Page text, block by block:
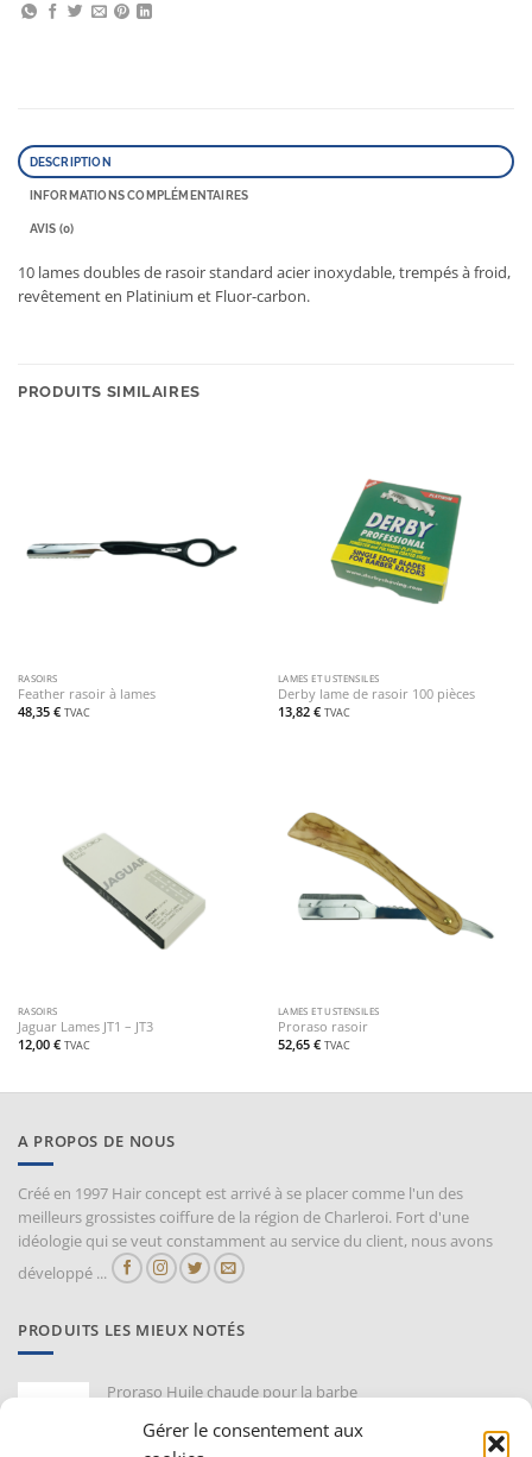
Gérer le consentement aux
DESCRIPTION
INFORMATIONS COMPLÉMENTAIRES
AVIS (0)
10 lames doubles de rasoir standard acier inoxydable, trempés à froid,
revêtement en Platinium et Fluor-carbon.
PRODUITS SIMILAIRES
RASOIRS
Feather rasoir à lames
48,35 € TVAC
LAMES ET USTENSILES
Derby lame de rasoir 100 pièces
13,82 € TVAC
RASOIRS
Jaguar Lames JT1 – JT3
12,00 € TVAC
LAMES ET USTENSILES
Proraso rasoir
52,65 € TVAC
A PROPOS DE NOUS
Créé en 1997 Hair concept est arrivé à se placer comme l'un des
meilleurs grossistes coiffure de la région de Charleroi. Fort d'une
idéologie qui se veut constamment au service du client, nous avons
développé ...
PRODUITS LES MIEUX NOTÉS
Proraso Huile chaude pour la barbe